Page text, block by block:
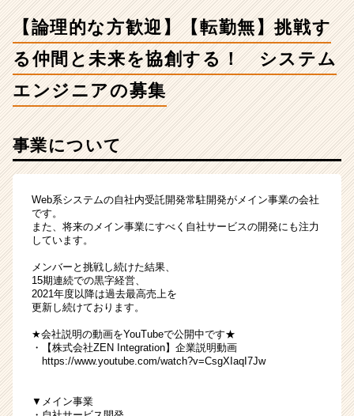
る！
シ
ス
テ
ム
エ
ニ
ア
募
集
ン
チ
ャ
成
長
【論理的な方歓迎】【転勤無】挑戦す
る仲間と未来を協創する！ システム
エンジニアの募集
事業について
Web系システムの自社内受託開発常駐開発がメイン事業の会社
です。
また、将来のメイン事業にすべく自社サービスの開発にも注力
しています。
メンバーと挑戦し続けた結果、
15期連続での黒字経営、
2021年度以降は過去最高売上を
更新し続けております。
★会社説明の動画をYouTubeで公開中です★
・【株式会社ZEN Integration】企業説明動画
https://www.youtube.com/watch?v=CsgXIaqI7Jw
▼メイン事業